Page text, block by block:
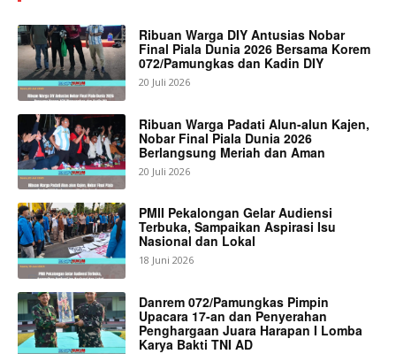
Ribuan Warga DIY Antusias Nobar
Final Piala Dunia 2026 Bersama Korem
072/Pamungkas dan Kadin DIY
20 Juli 2026
Ribuan Warga Padati Alun-alun Kajen,
Nobar Final Piala Dunia 2026
Berlangsung Meriah dan Aman
20 Juli 2026
PMII Pekalongan Gelar Audiensi
Terbuka, Sampaikan Aspirasi Isu
Nasional dan Lokal
18 Juni 2026
Danrem 072/Pamungkas Pimpin
Upacara 17-an dan Penyerahan
Penghargaan Juara Harapan I Lomba
Karya Bakti TNI AD